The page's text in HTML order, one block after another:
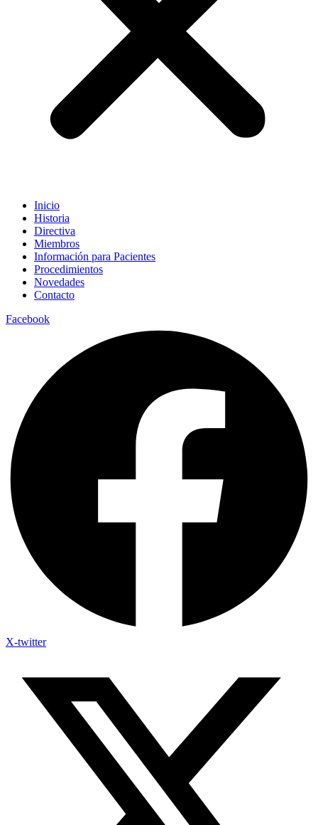
Inicio
Historia
Directiva
Miembros
Información para Pacientes
Procedimientos
Novedades
Contacto
Facebook
X-twitter